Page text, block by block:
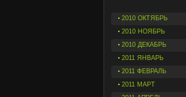
2010 ОКТЯБРЬ
2010 НОЯБРЬ
2010 ДЕКАБРЬ
2011 ЯНВАРЬ
2011 ФЕВРАЛЬ
2011 МАРТ